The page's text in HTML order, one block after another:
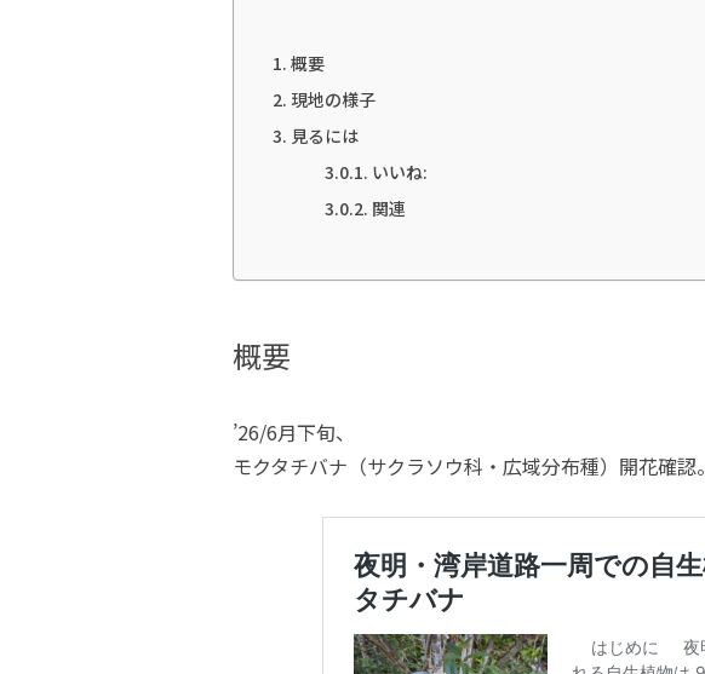
概要
現地の様子
見るには
いいね:
関連
概要
’26/6月下旬、
モクタチバナ（サクラソウ科・広域分布種）開花確認。